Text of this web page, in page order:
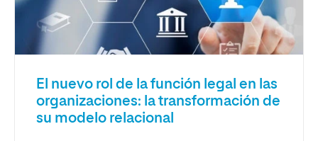
El nuevo rol de la función legal en las
organizaciones: la transformación de
su modelo relacional